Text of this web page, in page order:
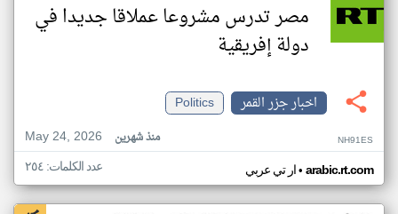
مصر تدرس مشروعا عملاقا جديدا في
دولة إفريقية
اخبار جزر القمر
Politics
May 24, 2026
منذ شهرين NH91ES
ار تي عربي• arabic.rt.com عدد الكلمات: ٢٥٤